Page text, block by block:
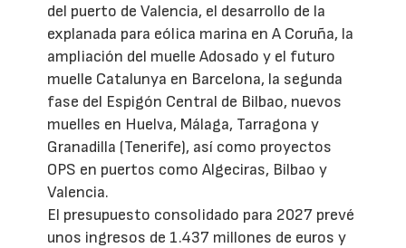
del puerto de Valencia, el desarrollo de la
explanada para eólica marina en A Coruña, la
ampliación del muelle Adosado y el futuro
muelle Catalunya en Barcelona, la segunda
fase del Espigón Central de Bilbao, nuevos
muelles en Huelva, Málaga, Tarragona y
Granadilla (Tenerife), así como proyectos
OPS en puertos como Algeciras, Bilbao y
Valencia.
El presupuesto consolidado para 2027 prevé
unos ingresos de 1.437 millones de euros y